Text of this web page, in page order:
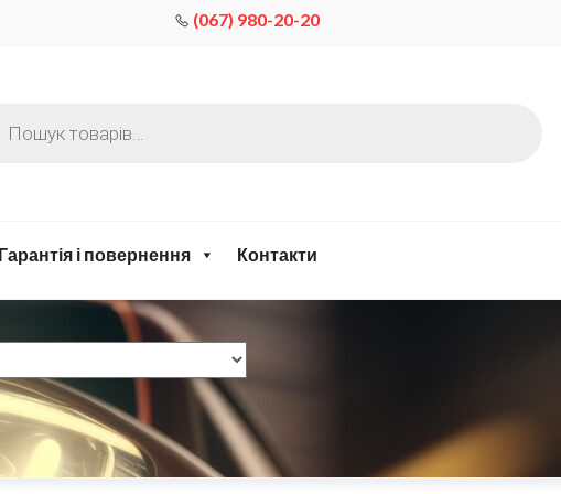
(067) 980-20-20
Гарантія і повернення Контакти